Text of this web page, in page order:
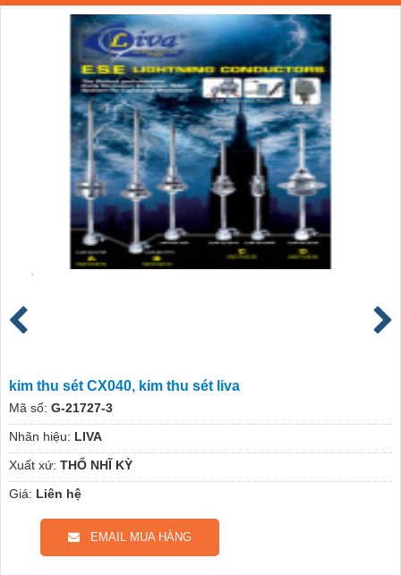
kim thu sét CX040, kim thu sét liva
Mã số: G-21727-3
Nhãn hiệu: LIVA
Xuất xứ: THỔ NHĨ KỲ
Giá: Liên hệ
EMAIL MUA HÀNG